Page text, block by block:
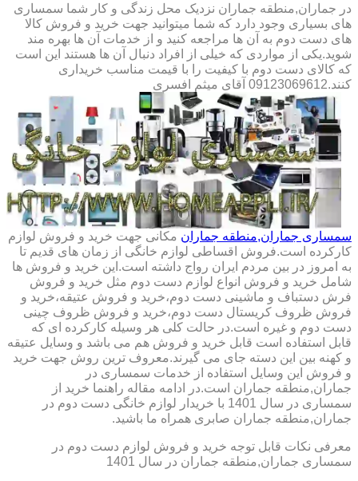
در جماران,منطقه جماران نزدیک محل زندگی و کار شما سمساری
های بسیاری وجود دارد که شما میتوانید جهت خرید و فروش کالا
های دست دوم به آن ها مراجعه کنید و از خدمات آن ها بهره مند
شوید.یکی از مواردی که خیلی از افراد دنبال آن ها هستند این است
که کالای دست دوم با کیفیت را با قیمت مناسب خریداری
کنند.09123069612 آقای میثم افسری
سمساری جماران,منطقه جماران مکانی جهت خرید و فروش لوازم
کارکرده است.فروش اقساطی لوازم خانگی از زمان های قدیم تا
به امروز در بین مردم ایران رواج داشته است.این خرید و فروش ها
شامل خرید و فروش انواع لوازم دست دوم مثل خرید و فروش
فرش دستباف و ماشینی دست دوم،خرید و فروش عتیقه،خرید و
فروش ظروف کریستال دست دوم،خرید و فروش ظروف چینی
دست دوم و غیره است.در حالت کلی هر وسیله کارکرده ای که
قابل استفاده است قابل خرید و فروش هم می باشد و وسایل عتیقه
و کهنه بین این دسته جای می گیرند.معروف ترین روش جهت خرید
و فروش این وسایل استفاده از خدمات سمساری در
جماران,منطقه جماران است.در ادامه مقاله راهنما خرید از
سمساری در سال 1401 با خریدار لوازم خانگی دست دوم در
جماران,منطقه جماران صابری همراه ما باشید.
معرفی نکات قابل توجه خرید و فروش لوازم دست دوم در
سمساری جماران,منطقه جماران در سال 1401